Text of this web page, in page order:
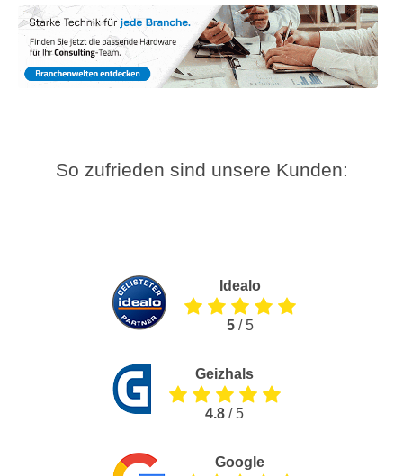
So zufrieden sind unsere Kunden:
Idealo
5/ 5
Geizhals
4.8 / 5
Google